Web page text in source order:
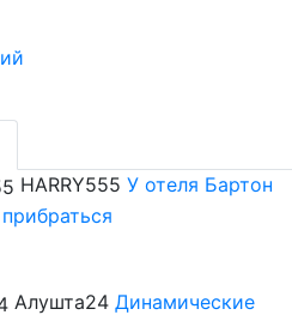
HARRY555 У отеля Бартон
Алушта24 Динамические